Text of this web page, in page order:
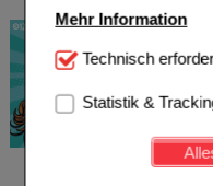
Mehr Information
Technisch
Website notwendig
Kundenkonto),
werden kann.
Technisch
Statistik &